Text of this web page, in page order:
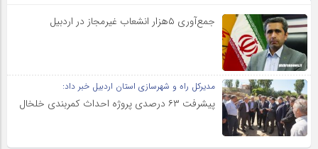
جمع‌آوری ۵هزار انشعاب غیرمجاز در اردبیل
مدیرکل راه و شهرسازی استان اردبیل خبر داد:
پیشرفت ۶۳ درصدی پروژه احداث کمربندی خلخال